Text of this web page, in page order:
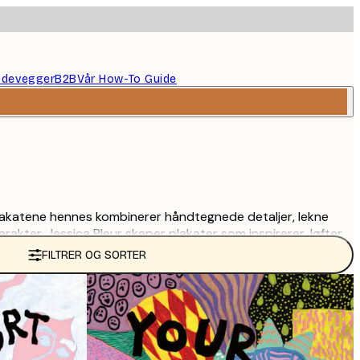
B2BVår How-To Guide
hennes kombinerer håndtegnede detaljer, lekne
Jessica Pleur skaper plakater som inspirerer, løfter
FILTRER OG SORTER